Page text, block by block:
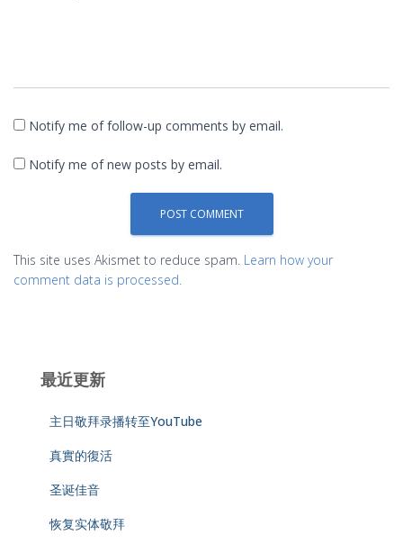
Notify me of follow-up comments by email.
Notify me of new posts by email.
This site uses Akismet to reduce spam. Learn how your
comment data is processed.
最近更新
主日敬拜录播转至YouTube
真實的復活
圣诞佳音
恢复实体敬拜